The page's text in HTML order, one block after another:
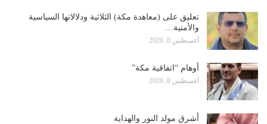
تعليق على (معاهدة مكة) الثلاثية ودلالاتها السياسية
والأمنية…
أغسطس 8, 2026
أوهام “اتفاقية مكة”
أغسطس 8, 2026
أشرق مولد النور والهداية